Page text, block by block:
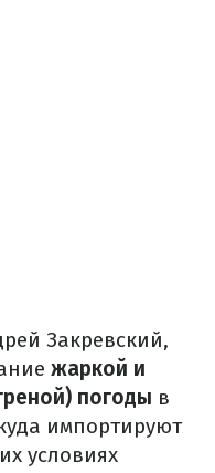
Закревский,
жаркой и
погоды в
импортируют
условиях